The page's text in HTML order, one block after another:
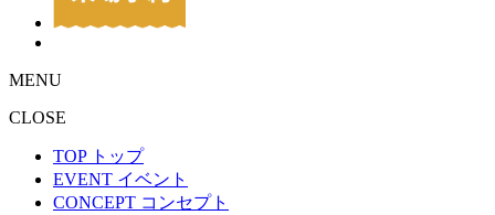
MENU
CLOSE
TOP トップ
EVENT イベント
CONCEPT コンセプト